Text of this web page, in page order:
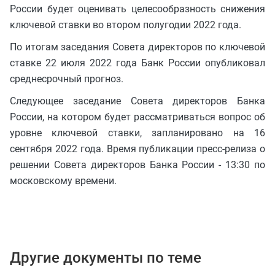
России будет оценивать целесообразность снижения
ключевой ставки во втором полугодии 2022 года.
По итогам заседания Совета директоров по ключевой
ставке 22 июля 2022 года Банк России опубликовал
среднесрочный прогноз.
Следующее заседание Совета директоров Банка
России, на котором будет рассматриваться вопрос об
уровне ключевой ставки, запланировано на 16
сентября 2022 года. Время публикации пресс-релиза о
решении Совета директоров Банка России - 13:30 по
московскому времени.
Другие документы по теме